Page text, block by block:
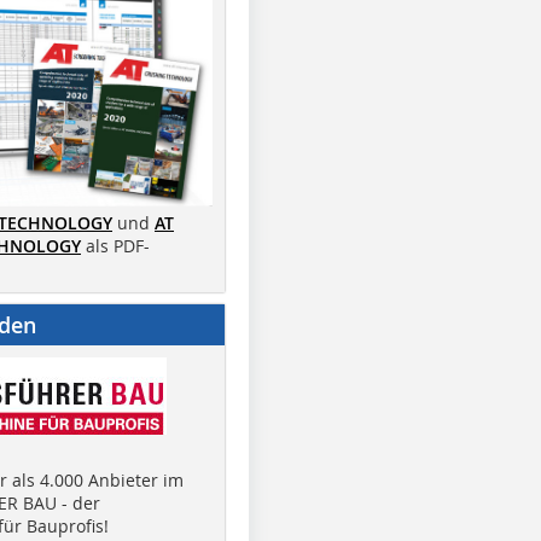
und AT
als PDF-
als 4.000 Anbieter im
BAU - der
Bauprofis!